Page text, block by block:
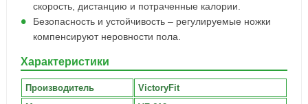
скорость, дистанцию и потраченные калории.
Безопасность и устойчивость – регулируемые ножки
компенсируют неровности пола.
Характеристики
Производитель
VictoryFit